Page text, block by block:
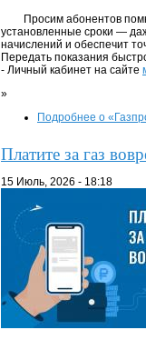
Просим абонентов
установленные сроки —
начислений и обеспечит
Передать показания
- Личный кабинет на сайте
»
Подробнее о
Платите за газ
15 Июль, 2026 - 18:18